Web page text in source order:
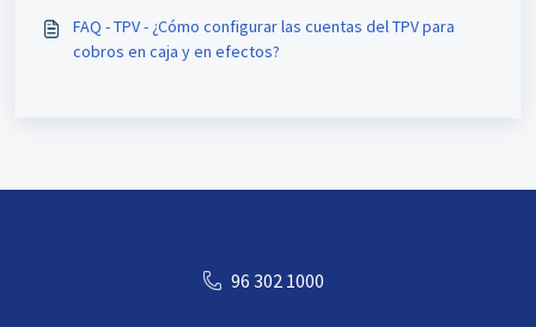
FAQ - TPV - ¿Cómo configurar las cuentas del TPV para
cobros en caja y en efectos?
96 302 1000